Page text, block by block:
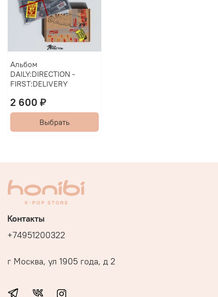
Альбом
DAILY:DIRECTION -
FIRST:DELIVERY
2 600 ₽
Выбрать
Контакты
+74951200322
г Москва, ул 1905 года, д 2